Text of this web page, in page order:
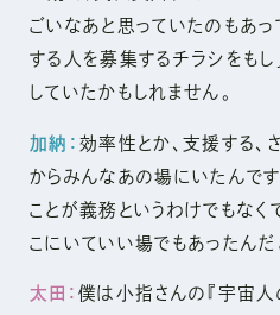
ごいなあと思っていたのもあっ
する人を募集するチラシをも
していたかもしれません。
加納：効率性とか、支援する、
からみんなあの場にいたんで
ことが義務というわけでもなく
こにいていい場でもあったんだ
太田：僕は小指さんの『宇宙人